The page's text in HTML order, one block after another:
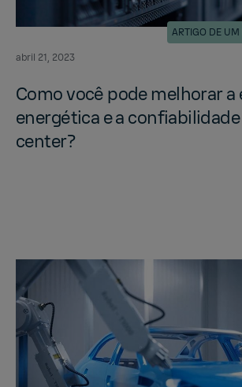
abril 21, 2023
ARTIGO DE UM
Como você pode mel­ho­rar
energética e a
cen­ter?